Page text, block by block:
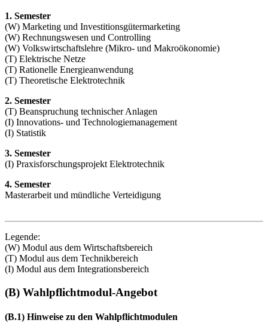
1. Semester
(W) Marketing und Investitionsgütermarketing
(W) Rechnungswesen und Controlling
(W) Volkswirtschaftslehre (Mikro- und Makroökonomie)
(T) Elektrische Netze
(T) Rationelle Energieanwendung
(T) Theoretische Elektrotechnik
2. Semester
(T) Beanspruchung technischer Anlagen
(I) Innovations- und Technologiemanagement
(I) Statistik
3. Semester
(I) Praxisforschungsprojekt Elektrotechnik
4. Semester
Masterarbeit und mündliche Verteidigung
Legende:
(W) Modul aus dem Wirtschaftsbereich
(T) Modul aus dem Technikbereich
(I) Modul aus dem Integrationsbereich
(B) Wahlpflichtmodul-Angebot
(B.1) Hinweise zu den Wahlpflichtmodulen